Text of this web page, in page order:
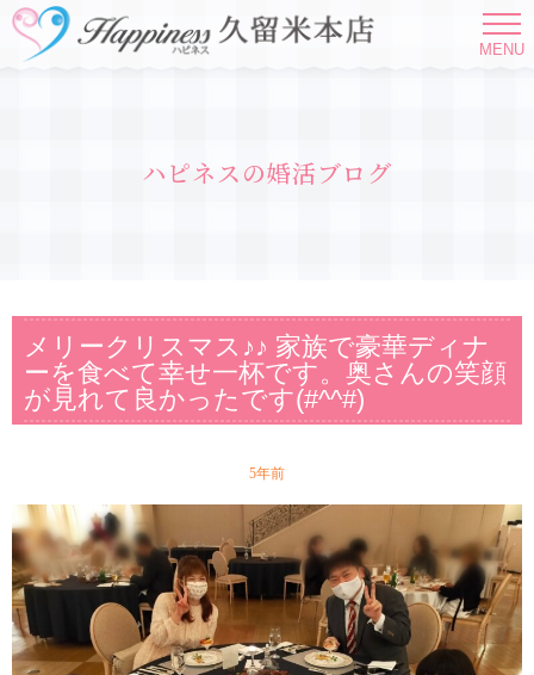
MENU
ハピネスの婚活ブログ
メリークリスマス♪♪ 家族で豪華ディナ
ーを食べて幸せ一杯です。奥さんの笑顔
が見れて良かったです(#^^#)
5年前